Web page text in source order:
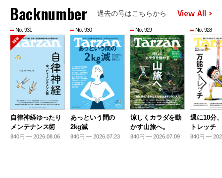
Backnumber 過去の号はこちらから View All
No. 931
自律神経ゆったり
メンテナンス術
840円 — 2026.08.06
No. 930
あっという間の
2kg減
840円 — 2026.07.23
No. 929
涼しくカラダを動
かす山旅へ。
840円 — 2026.07.09
No. 928
週に10分
トレッチ
840円 —